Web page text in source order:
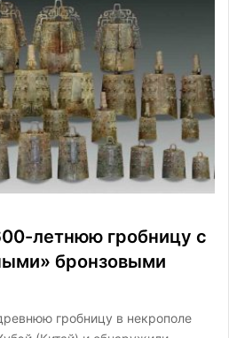
летнюю гробницу с
бронзовыми
гробницу в некрополе